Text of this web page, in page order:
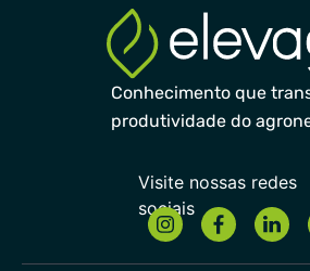
Conhecimento que
produtividade do